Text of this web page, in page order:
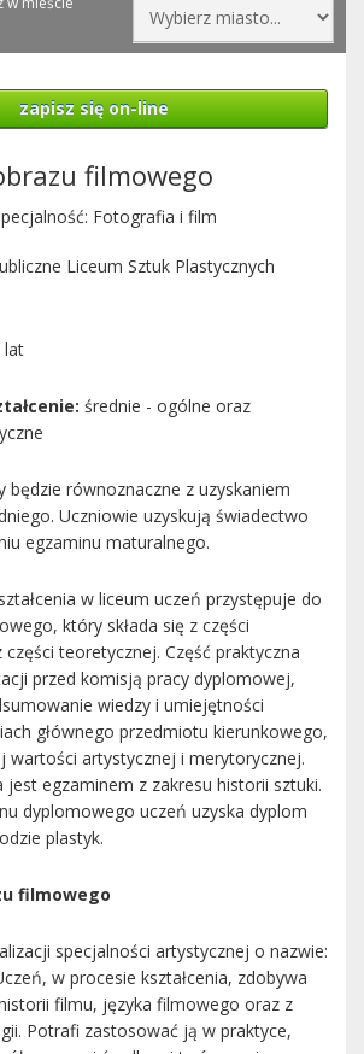
zapisz się on-line
filmowego
Fotografia i film
Liceum Sztuk Plastycznych
lat
średnie - ogólne oraz
będzie równoznaczne z uzyskaniem
Uczniowie uzyskują świadectwo
egzaminu maturalnego.
w liceum uczeń przystępuje do
który składa się z części
teoretycznej. Część praktyczna
przed komisją pracy dyplomowej,
wiedzy i umiejętności
głównego przedmiotu kierunkowego,
wartości artystycznej i merytorycznej.
jest egzaminem z zakresu historii sztuki.
dyplomowego uczeń uzyska dyplom
plastyk.
filmowego
specjalności artystycznej o nazwie:
w procesie kształcenia, zdobywa
filmu, języka filmowego oraz z
Potrafi zastosować ją w praktyce,